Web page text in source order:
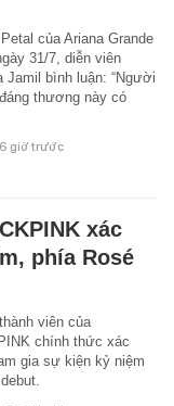
của Ariana Grande
31/7, diễn viên
Jamil bình luận: “Người
thương này có
6 giờ trước
xác
phía Rosé
viên của
chính thức xác
gia sự kiện kỷ niệm